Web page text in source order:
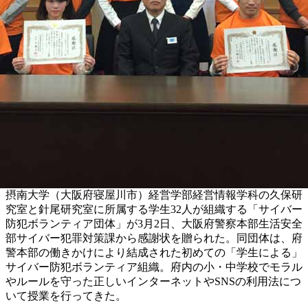
摂南大学（大阪府寝屋川市）経営学部経営情報学科の久保研
究室と針尾研究室に所属する学生32人が組織する「サイバー
防犯ボランティア団体」が3月2日、大阪府警察本部生活安全
部サイバー犯罪対策課から感謝状を贈られた。同団体は、府
警本部の働きかけにより結成された初めての「学生による」
サイバー防犯ボランティア組織。府内の小・中学校でモラル
やルールを守った正しいインターネットやSNSの利用法につ
いて授業を行ってきた。